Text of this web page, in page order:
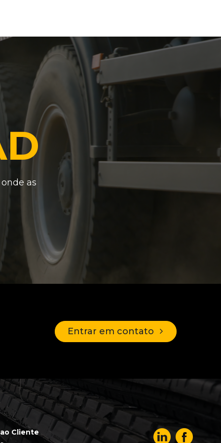
as
Entrar em contato
Cliente